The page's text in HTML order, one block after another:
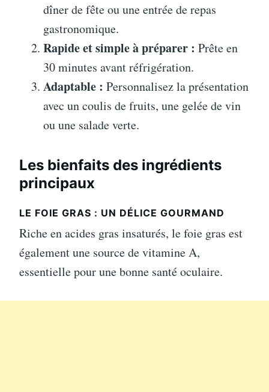
dîner de fête ou une entrée de repas
gastronomique.
Rapide et simple à préparer : Prête en
30 minutes avant réfrigération.
Adaptable : Personnalisez la présentation
avec un coulis de fruits, une gelée de vin
ou une salade verte.
Les bienfaits des ingrédients
principaux
LE FOIE GRAS : UN DÉLICE GOURMAND
Riche en acides gras insaturés, le foie gras est
également une source de vitamine A,
essentielle pour une bonne santé oculaire.